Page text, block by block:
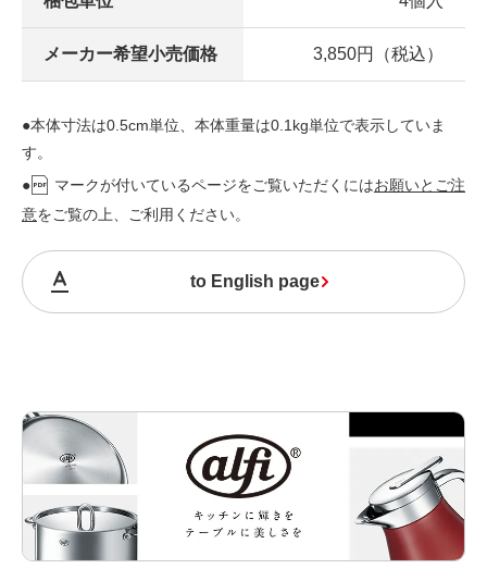
メーカー希望小売価格 3,850円（税込）
●本体寸法は0.5cm単位、本体重量は0.1kg単位で表示していま
す。
●
マークが付いているページをご覧いただくにはお願いとご注
意をご覧の上、ご利用ください。
to English page